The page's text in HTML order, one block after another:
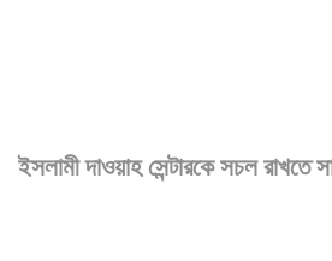
ইসলামী দাওয়াহ সেন্টারকে সচল রাখতে